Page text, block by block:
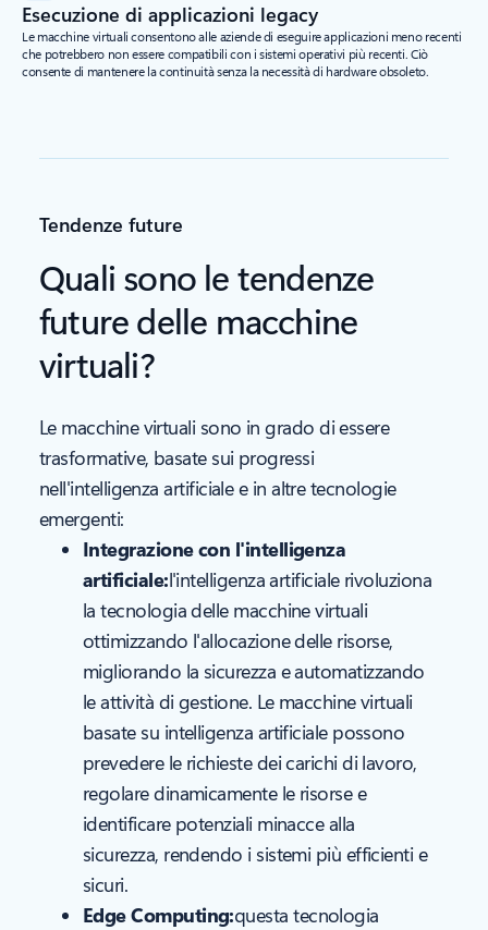
Esecuzione di applicazioni legacy
Le macchine virtuali consentono alle aziende di eseguire applicazioni meno recenti
che potrebbero non essere compatibili con i sistemi operativi più recenti. Ciò
consente di mantenere la continuità senza la necessità di hardware obsoleto.
Tendenze future
Quali sono le tendenze
future delle macchine
virtuali?
Le macchine virtuali sono in grado di essere
trasformative, basate sui progressi
nell'intelligenza artificiale e in altre tecnologie
emergenti:
Integrazione con l'intelligenza
artificiale:l'intelligenza artificiale rivoluziona
la tecnologia delle macchine virtuali
ottimizzando l'allocazione delle risorse,
migliorando la sicurezza e automatizzando
le attività di gestione. Le macchine virtuali
basate su intelligenza artificiale possono
prevedere le richieste dei carichi di lavoro,
regolare dinamicamente le risorse e
identificare potenziali minacce alla
sicurezza, rendendo i sistemi più efficienti e
sicuri.
Edge Computing:questa tecnologia